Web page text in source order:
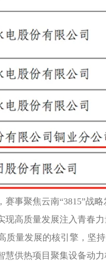
事聚焦云南“3815”战略
高质量发展注入青春力
量发展的核引擎，坚
供热项目聚集设备动